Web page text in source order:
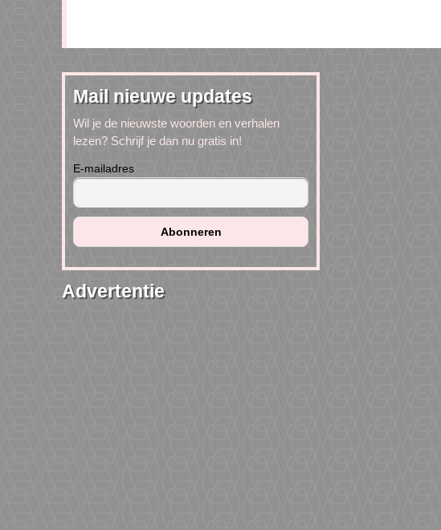
Mail nieuwe updates
Wil je de nieuwste woorden en verhalen
lezen? Schrijf je dan nu gratis in!
E-mailadres
Advertentie